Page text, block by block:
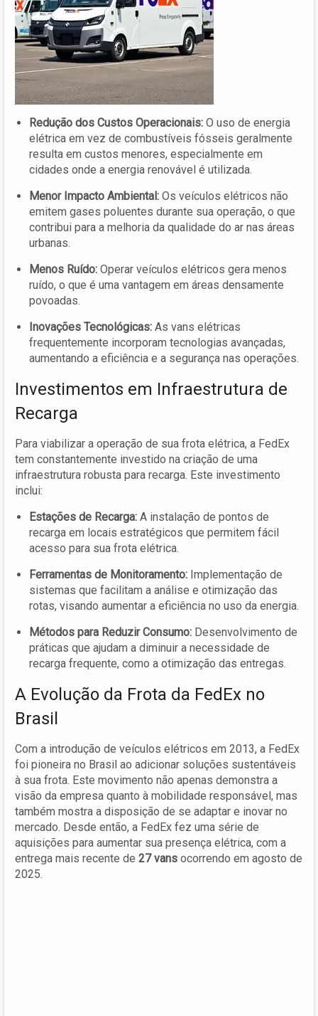
Redução dos Custos Operacionais: O uso de energia
elétrica em vez de combustíveis fósseis geralmente
resulta em custos menores, especialmente em
cidades onde a energia renovável é utilizada.
Menor Impacto Ambiental: Os veículos elétricos não
emitem gases poluentes durante sua operação, o que
contribui para a melhoria da qualidade do ar nas áreas
urbanas.
Menos Ruído: Operar veículos elétricos gera menos
ruído, o que é uma vantagem em áreas densamente
povoadas.
Inovações Tecnológicas: As vans elétricas
frequentemente incorporam tecnologias avançadas,
aumentando a eficiência e a segurança nas operações.
Investimentos em Infraestrutura de
Recarga
Para viabilizar a operação de sua frota elétrica, a FedEx
tem constantemente investido na criação de uma
infraestrutura robusta para recarga. Este investimento
inclui:
Estações de Recarga: A instalação de pontos de
recarga em locais estratégicos que permitem fácil
acesso para sua frota elétrica.
Ferramentas de Monitoramento: Implementação de
sistemas que facilitam a análise e otimização das
rotas, visando aumentar a eficiência no uso da energia.
Métodos para Reduzir Consumo: Desenvolvimento de
práticas que ajudam a diminuir a necessidade de
recarga frequente, como a otimização das entregas.
A Evolução da Frota da FedEx no
Brasil
Com a introdução de veículos elétricos em 2013, a FedEx
foi pioneira no Brasil ao adicionar soluções sustentáveis
à sua frota. Este movimento não apenas demonstra a
visão da empresa quanto à mobilidade responsável, mas
também mostra a disposição de se adaptar e inovar no
mercado. Desde então, a FedEx fez uma série de
aquisições para aumentar sua presença elétrica, com a
entrega mais recente de 27 vans ocorrendo em agosto de
2025.